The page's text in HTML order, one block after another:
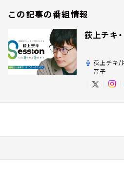
この記事の番組情報
荻上チキ
荻上チキ/
音子